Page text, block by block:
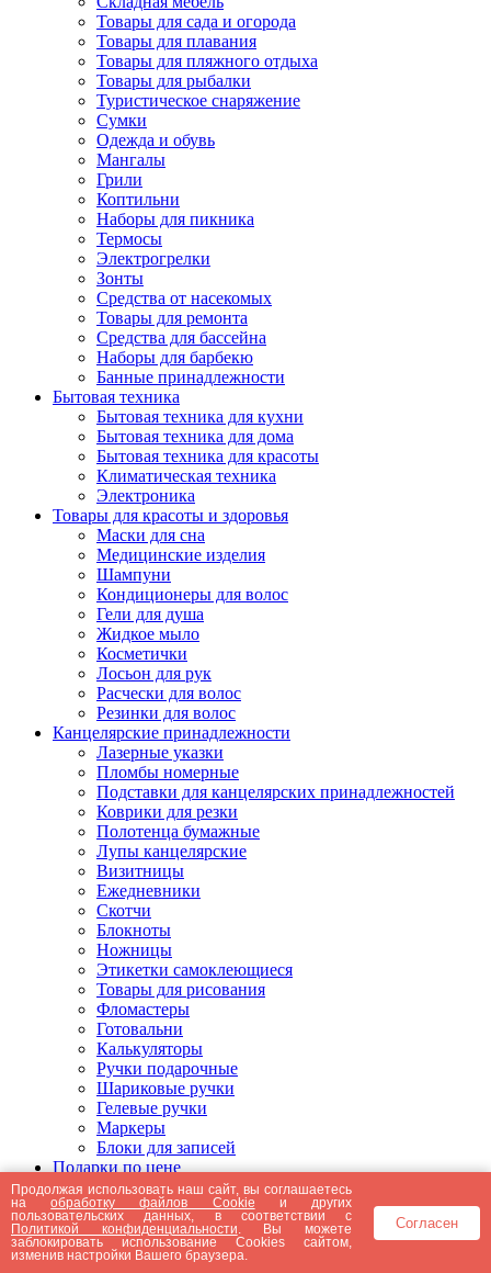
Товары для сада и огорода
Товары для плавания
Товары для пляжного отдыха
Товары для рыбалки
Туристическое снаряжение
Сумки
Одежда и обувь
Мангалы
Грили
Коптильни
Наборы для пикника
Термосы
Электрогрелки
Зонты
Средства от насекомых
Товары для ремонта
Средства для бассейна
Наборы для барбекю
Банные принадлежности
Бытовая техника
Бытовая техника для кухни
Бытовая техника для дома
Бытовая техника для красоты
Климатическая техника
Электроника
Товары для красоты и здоровья
Маски для сна
Медицинские изделия
Шампуни
Кондиционеры для волос
Гели для душа
Жидкое мыло
Косметички
Лосьон для рук
Расчески для волос
Резинки для волос
Канцелярские принадлежности
Лазерные указки
Пломбы номерные
Подставки для канцелярских принадлежностей
Коврики для резки
Полотенца бумажные
Лупы канцелярские
Визитницы
Ежедневники
Скотчи
Блокноты
Ножницы
Этикетки самоклеющиеся
Товары для рисования
Фломастеры
Готовальни
Калькуляторы
Ручки подарочные
Шариковые ручки
Гелевые ручки
Маркеры
Блоки для записей
Подарки по цене
Подарки от 5000 рублей
Подарки до 5000 рублей
Подарки до 3000 рублей
Подарки до 2000 рублей
Подарки до 1000 рублей
Продолжая использовать наш сайт, вы соглашаетесь
наобработку файлов Cookie и других
пользовательских данных, в соответствии с
Политикой конфиденциальности . Вы можете
заблокировать использование Cookies сайтом,
изменив настройки Вашего браузера.
Согласен